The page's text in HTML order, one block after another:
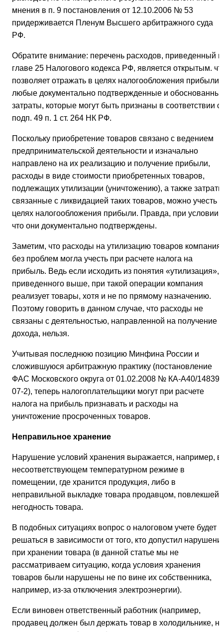
мнения в п. 9 постановления от 12.10.2006 № 53
придерживается Пленум Высшего арбитражного суда
РФ.
Обратите внимание: перечень расходов, приведенный в
главе 25 Налогового кодекса РФ, является открытым.
позволяет отражать в целях налогообложения прибыли
любые документально подтвержденные и
затраты, которые могут быть признаны в соответствии с
подп. 49 п. 1 ст. 264 НК РФ.
Поскольку приобретение товаров связано с ведением
предпринимательской деятельности и изначально
направлено на их реализацию и получение прибыли,
расходы в виде стоимости приобретенных товаров,
подлежащих утилизации (уничтожению), а также
связанные с ликвидацией таких товаров, можно учесть в
целях налогообложения прибыли. Правда, при условии,
что они документально подтверждены.
Заметим, что расходы на утилизацию товаров компания
без проблем могла учесть при расчете налога на
прибыль. Ведь если исходить из понятия «утилизация»,
приведенного выше, при такой операции компания
реализует товары, хотя и не по прямому назначению.
Поэтому говорить в данном случае, что расходы не
связаны с деятельностью, направленной на получение
дохода, нельзя.
Учитывая последнюю позицию Минфина России и
сложившуюся арбитражную практику (постановление
ФАС Московского округа от 01.02.2008 № КА-А40/14839-
07-2), теперь налогоплательщики могут при расчете
налога на прибыль признавать и расходы на
уничтожение просроченных товаров.
Неправильное хранение
Нарушение условий хранения выражается, например, в
несоответствующем температурном режиме в
помещении, где хранится продукция, либо в
неправильной выкладке товара продавцом, повлекшей
негодность товара.
В подобных ситуациях вопрос о налоговом учете будет
решаться в зависимости от того, кто допустил
при хранении товара (в данной статье мы не
рассматриваем ситуацию, когда условия хранения
товаров были нарушены не по вине их собственника,
например, из-за отключения электроэнергии).
Если виновен ответственный работник (например,
продавец должен был держать товар в холодильнике,